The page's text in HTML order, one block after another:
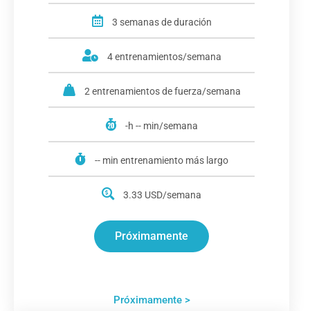
3 semanas de duración
4 entrenamientos/semana
2 entrenamientos de fuerza/semana
-h -- min/semana
-- min entrenamiento más largo
3.33 USD/semana
Próximamente
Próximamente >